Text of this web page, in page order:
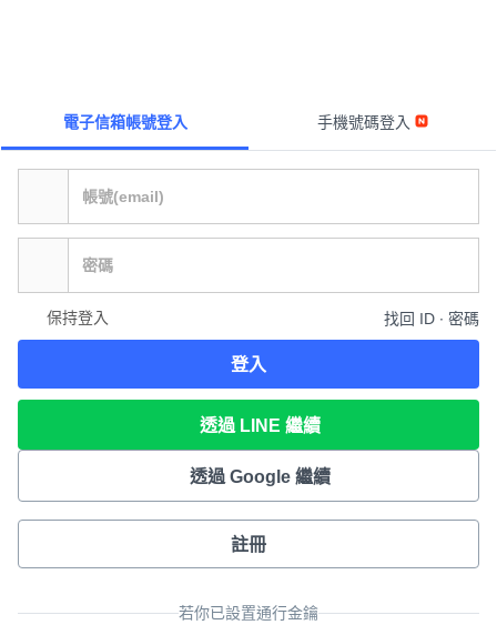
電子信箱帳號登入 手機號碼登入
保持登入 找回 ID ∙ 密碼
登入
透過 LINE 繼續
透過 Google 繼續
註冊
若你已設置通行金鑰